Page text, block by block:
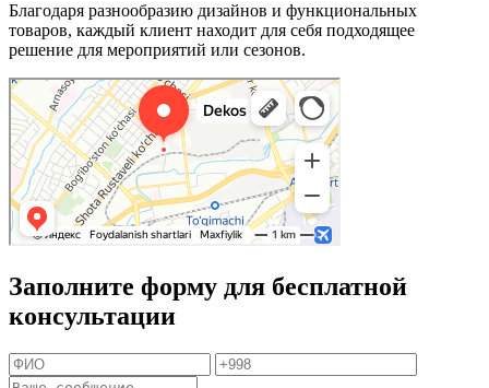
Благодаря разнообразию дизайнов и функциональных
товаров, каждый клиент находит для себя подходящее
решение для мероприятий или сезонов.
Заполните форму для бесплатной
консультации